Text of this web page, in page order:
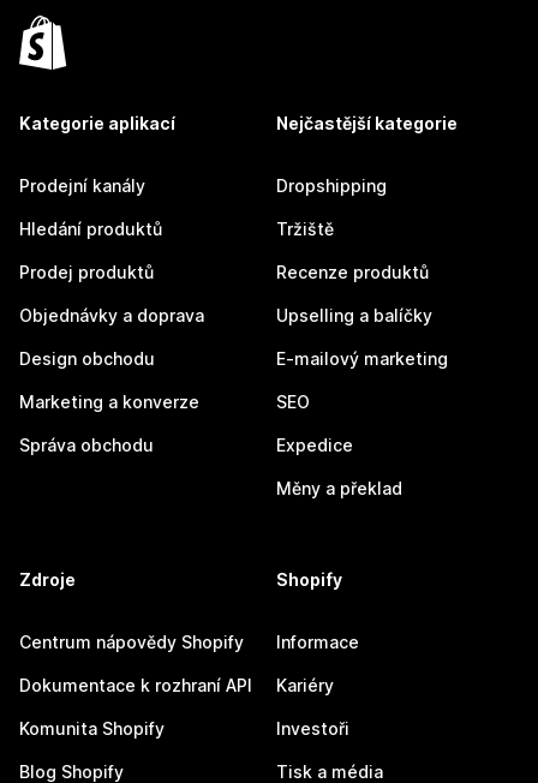
Kategorie aplikací
Prodejní kanály
Hledání produktů
Prodej produktů
Objednávky a doprava
Design obchodu
Marketing a konverze
Správa obchodu
Nejčastější kategorie
Dropshipping
Tržiště
Recenze produktů
Upselling a balíčky
E-mailový marketing
SEO
Expedice
Měny a překlad
Zdroje
Centrum nápovědy Shopify
Dokumentace k rozhraní API
Komunita Shopify
Blog Shopify
Shopify
Informace
Kariéry
Investoři
Tisk a média